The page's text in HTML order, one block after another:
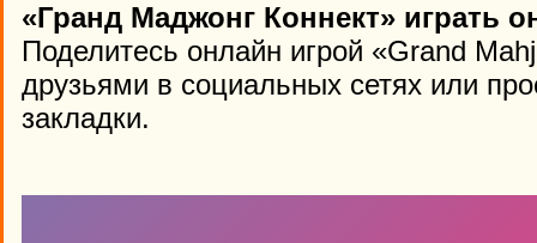
«Гранд Маджонг Коннект» играть
Поделитесь онлайн игрой «Grand
друзьями в социальных сетях или
закладки.